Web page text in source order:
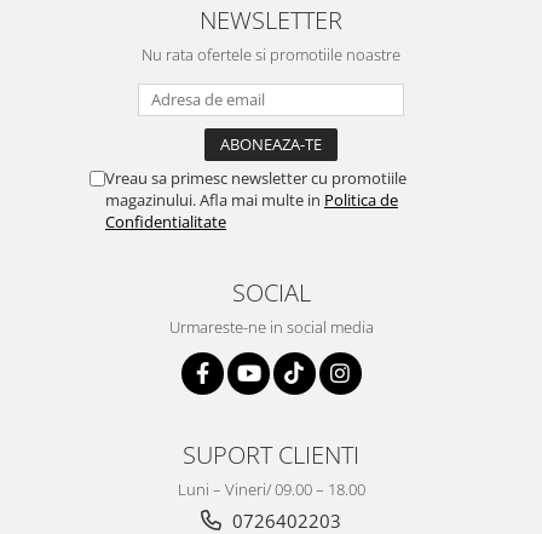
NEWSLETTER
Nu rata ofertele si promotiile noastre
Vreau sa primesc newsletter cu promotiile
magazinului. Afla mai multe in Politica de
Confidentialitate
SOCIAL
Urmareste-ne in social media
SUPORT CLIENTI
Luni – Vineri/ 09.00 – 18.00
0726402203